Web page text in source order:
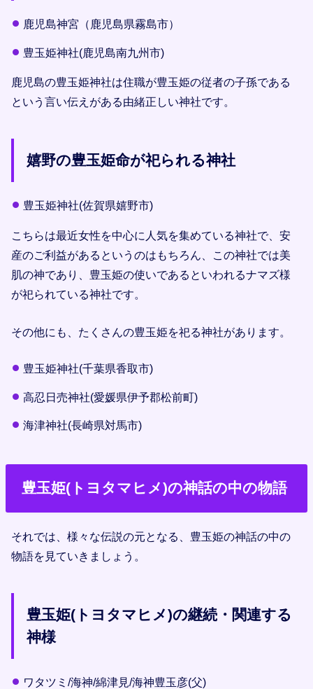
鹿児島神宮（鹿児島県霧島市）
豊玉姫神社(鹿児島南九州市)
鹿児島の豊玉姫神社は住職が豊玉姫の従者の子孫である
という言い伝えがある由緒正しい神社です。
嬉野の豊玉姫命が祀られる神社
豊玉姫神社(佐賀県嬉野市)
こちらは最近女性を中心に人気を集めている神社で、安
産のご利益があるというのはもちろん、この神社では美
肌の神であり、豊玉姫の使いであるといわれるナマズ様
が祀られている神社です。
その他にも、たくさんの豊玉姫を祀る神社があります。
豊玉姫神社(千葉県香取市)
高忍日売神社(愛媛県伊予郡松前町)
海津神社(長崎県対馬市)
豊玉姫(トヨタマヒメ)の神話の中の物語
それでは、様々な伝説の元となる、豊玉姫の神話の中の
物語を見ていきましょう。
豊玉姫(トヨタマヒメ)の継続・関連する
神様
ワタツミ/海神/綿津見/海神豊玉彦(父)